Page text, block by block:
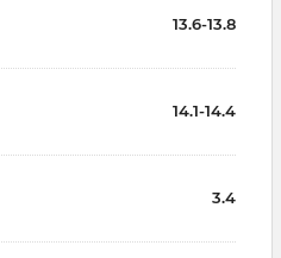
13.6-13.8
14.1-14.4
3.4